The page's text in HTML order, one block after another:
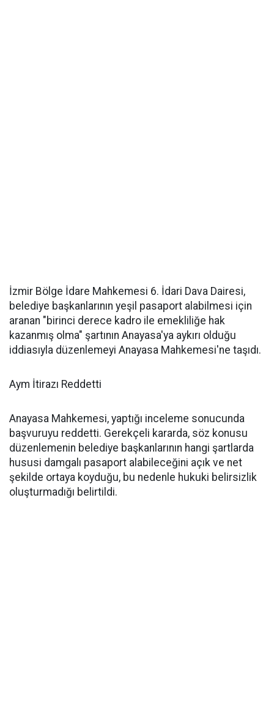
İzmir Bölge İdare Mahkemesi 6. İdari Dava Dairesi,
belediye başkanlarının yeşil pasaport alabilmesi için
aranan "birinci derece kadro ile emekliliğe hak
kazanmış olma" şartının Anayasa'ya aykırı olduğu
iddiasıyla düzenlemeyi Anayasa Mahkemesi'ne taşıdı.
Aym İtirazı Reddetti
Anayasa Mahkemesi, yaptığı inceleme sonucunda
başvuruyu reddetti. Gerekçeli kararda, söz konusu
düzenlemenin belediye başkanlarının hangi şartlarda
hususi damgalı pasaport alabileceğini açık ve net
şekilde ortaya koyduğu, bu nedenle hukuki belirsizlik
oluşturmadığı belirtildi.